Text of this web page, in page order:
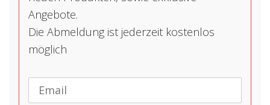
Angebote.
Die Abmeldung ist jederzeit kostenlos
möglich